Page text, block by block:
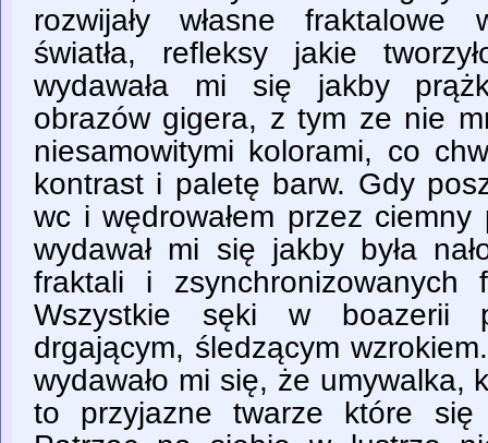
rozwijały własne fraktalowe
światła, refleksy jakie
wydawała mi się jakby
obrazów gigera, z tym ze nie
niesamowitymi kolorami, co
kontrast i paletę barw. Gdy
wc i wędrowałem przez ciemny
wydawał mi się jakby była
fraktali i zsynchronizowanych
Wszystkie sęki w boazerii
drgającym, śledzącym
wydawało mi się, że umywalka,
to przyjazne twarze które się